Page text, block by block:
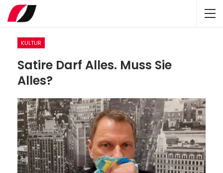
KULTUR
Satire Darf Alles. Muss Sie
Alles?